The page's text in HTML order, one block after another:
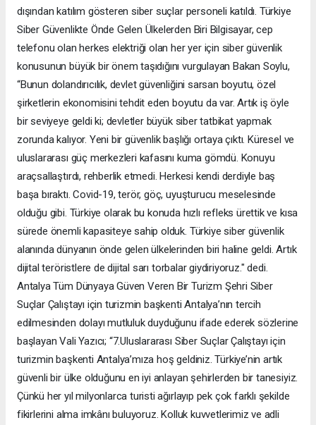
dışından katılım gösteren siber suçlar personeli katıldı. Türkiye
Siber Güvenlikte Önde Gelen Ülkelerden Biri Bilgisayar, cep
telefonu olan herkes elektriği olan her yer için siber güvenlik
konusunun büyük bir önem taşıdığını vurgulayan Bakan Soylu,
“Bunun dolandırıcılık, devlet güvenliğini sarsan boyutu, özel
şirketlerin ekonomisini tehdit eden boyutu da var. Artık iş öyle
bir seviyeye geldi ki; devletler büyük siber tatbikat yapmak
zorunda kalıyor. Yeni bir güvenlik başlığı ortaya çıktı. Küresel ve
uluslararası güç merkezleri kafasını kuma gömdü. Konuyu
araçsallaştırdı, rehberlik etmedi. Herkesi kendi derdiyle baş
başa bıraktı. Covid-19, terör, göç, uyuşturucu meselesinde
olduğu gibi. Türkiye olarak bu konuda hızlı refleks ürettik ve kısa
sürede önemli kapasiteye sahip olduk. Türkiye siber güvenlik
alanında dünyanın önde gelen ülkelerinden biri haline geldi. Artık
dijital teröristlere de dijital sarı torbalar giydiriyoruz." dedi.
Antalya Tüm Dünyaya Güven Veren Bir Turizm Şehri Siber
Suçlar Çalıştayı için turizmin başkenti Antalya’nın tercih
edilmesinden dolayı mutluluk duyduğunu ifade ederek sözlerine
başlayan Vali Yazıcı; “7.Uluslararası Siber Suçlar Çalıştayı için
turizmin başkenti Antalya’mıza hoş geldiniz. Türkiye’nin artık
güvenli bir ülke olduğunu en iyi anlayan şehirlerden bir tanesiyiz.
Çünkü her yıl milyonlarca turisti ağırlayıp pek çok farklı şekilde
fikirlerini alma imkânı buluyoruz. Kolluk kuvvetlerimiz ve adli